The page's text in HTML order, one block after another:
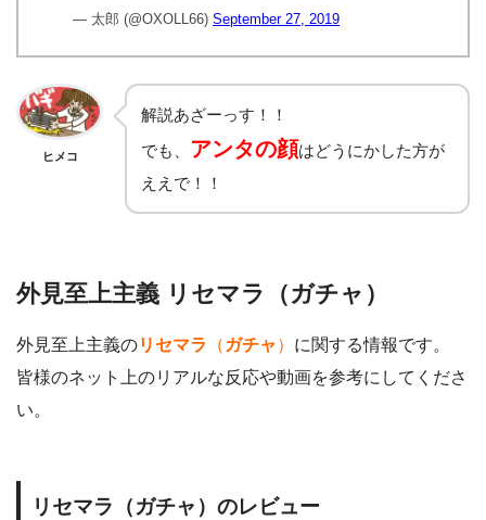
— 太郎 (@OXOLL66) September 27, 2019
ヒメコ
解説あざーっす！！
でも、
アンタの顔はどうにかした方が
ええで！！
外見至上主義 リセマラ（ガチャ）
外見至上主義のリセマラ （ ガチャ ） に関する情報です。
皆様のネット上のリアルな反応や動画を参考にしてくださ
い。
リセマラ（ガチャ）のレビュー